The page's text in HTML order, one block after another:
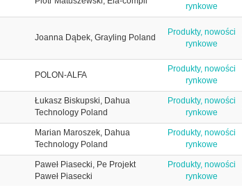
rynkowe
Joanna Dąbek, Grayling Poland
Produkty, nowości
rynkowe
POLON-ALFA
Produkty, nowości
rynkowe
Łukasz Biskupski, Dahua
Technology Poland
Produkty, nowości
rynkowe
Marian Maroszek, Dahua
Technology Poland
Produkty, nowości
rynkowe
Paweł Piasecki, Pe Projekt
Paweł Piasecki
Produkty, nowości
rynkowe